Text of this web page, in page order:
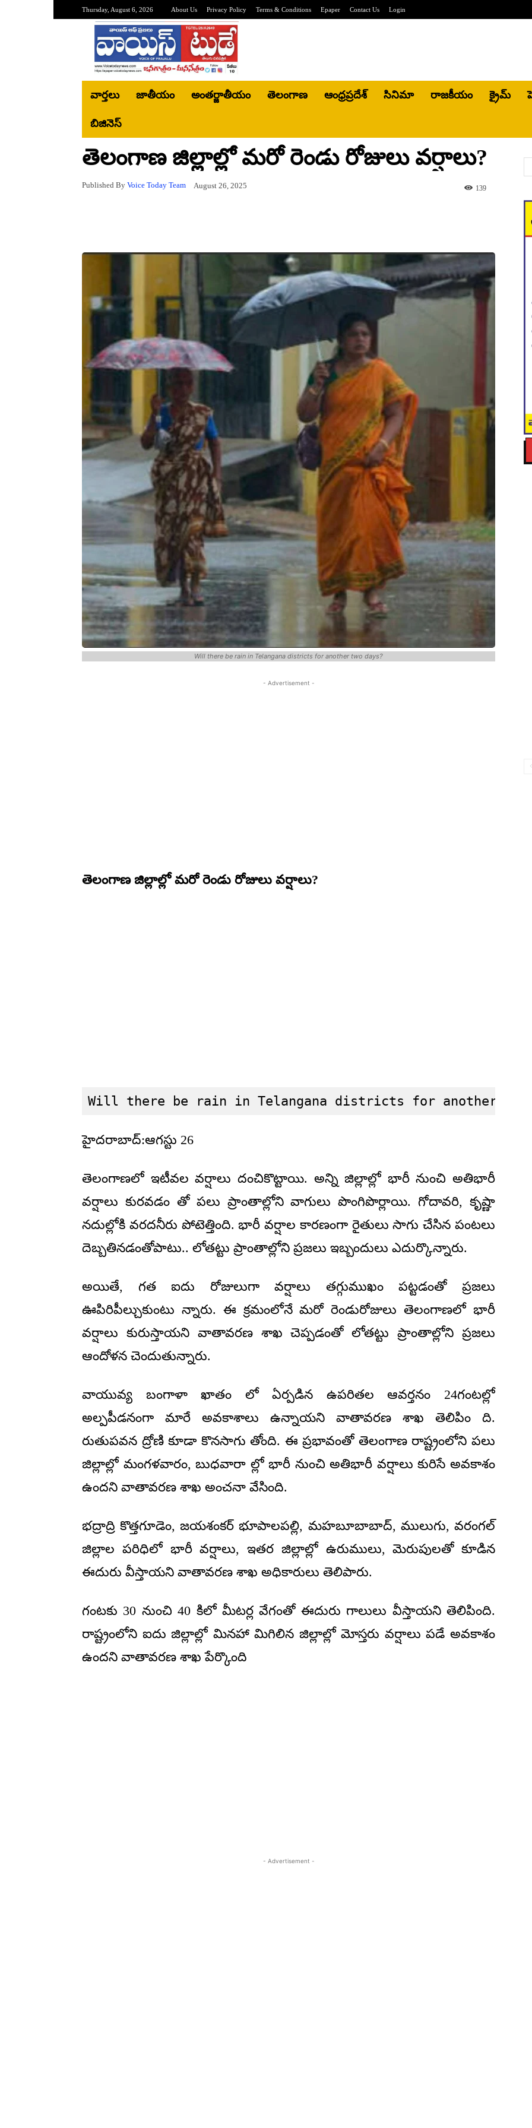
Thursday, August 6, 2026 About Us Privacy Policy Terms & Conditions Epaper Contact Us Login
వార్తలు జాతీయం అంతర్జాతీయం తెలంగాణ ఆంధ్రప్రదేశ్ సినిమా రాజకీయం క్రైమ్
బిజినెస్‌
తెలంగాణ జిల్లాల్లో మరో రెండు రోజులు వర్షాలు?
Published By Voice Today Team August 26, 2025 139
Will there be rain in Telangana districts for another two days?
- Advertisement -
తెలంగాణ జిల్లాల్లో మరో రెండు రోజులు వర్షాలు?
Will there be rain in Telangana districts for another two
హైదరాబాద్:ఆగస్టు 26
తెలంగాణలో ఇటీవల వర్షాలు దంచికొట్టాయి. అన్ని జిల్లాల్లో భారీ నుంచి అతిభారీ
వర్షాలు కురవడం తో పలు ప్రాంతాల్లోని వాగులు పొంగిపొర్లాయి. గోదావరి, కృష్ణా
నదుల్లోకి వరదనీరు పోటెత్తింది. భారీ వర్షాల కారణంగా రైతులు సాగు చేసిన పంటలు
దెబ్బతినడంతోపాటు.. లోతట్టు ప్రాంతాల్లోని ప్రజలు ఇబ్బందులు ఎదుర్కొన్నారు.
అయితే, గత ఐదు రోజులుగా వర్షాలు తగ్గుముఖం పట్టడంతో ప్రజలు
ఊపిరిపీల్చుకుంటు న్నారు. ఈ క్రమంలోనే మరో రెండురోజులు తెలంగాణలో భారీ
వర్షాలు కురుస్తాయని వాతావరణ శాఖ చెప్పడంతో లోతట్టు ప్రాంతాల్లోని ప్రజలు
ఆందోళన చెందుతున్నారు.
వాయువ్య బంగాళా ఖాతం లో ఏర్పడిన ఉపరితల ఆవర్తనం 24గంటల్లో
అల్పపీడనంగా మారే అవకాశాలు ఉన్నాయని వాతావరణ శాఖ తెలిపిం ది.
రుతుపవన ద్రోణి కూడా కొనసాగు తోంది. ఈ ప్రభావంతో తెలంగాణ రాష్ట్రంలోని పలు
జిల్లాల్లో మంగళవారం, బుధవారా ల్లో భారీ నుంచి అతిభారీ వర్షాలు కురిసే అవకాశం
ఉందని వాతావరణ శాఖ అంచనా వేసింది.
భద్రాద్రి కొత్తగూడెం, జయశంకర్ భూపాలపల్లి, మహబూబాబాద్, ములుగు, వరంగల్
జిల్లాల పరిధిలో భారీ వర్షాలు, ఇతర జిల్లాల్లో ఉరుములు, మెరుపులతో కూడిన
ఈదురు వీస్తాయని వాతావరణ శాఖ అధికారులు తెలిపారు.
గంటకు 30 నుంచి 40 కిలో మీటర్ల వేగంతో ఈదురు గాలులు వీస్తాయని తెలిపింది.
రాష్ట్రంలోని ఐదు జిల్లాల్లో మినహా మిగిలిన జిల్లాల్లో మోస్తరు వర్షాలు పడే అవకాశం
ఉందని వాతావరణ శాఖ పేర్కొంది
- Advertisement -